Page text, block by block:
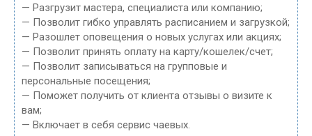
— Разгрузит мастера, специалиста или компанию;
— Позволит гибко управлять расписанием и загрузкой;
— Разошлет оповещения о новых услугах или акциях;
— Позволит принять оплату на карту/кошелек/счет;
— Позволит записываться на групповые и
персональные посещения;
— Поможет получить от клиента отзывы о визите к
вам;
— Включает в себя сервис чаевых.